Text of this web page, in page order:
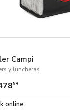
Campi
y luncheras
99
online